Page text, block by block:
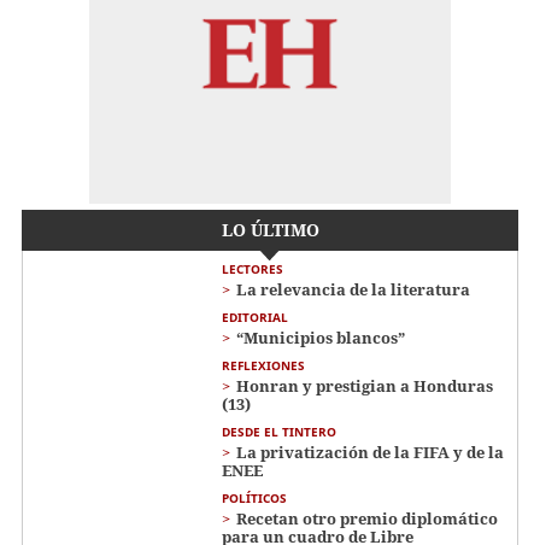
LO ÚLTIMO
LECTORES
La relevancia de la literatura
EDITORIAL
“Municipios blancos”
REFLEXIONES
Honran y prestigian a Honduras
(13)
DESDE EL TINTERO
La privatización de la FIFA y de la
ENEE
POLÍTICOS
Recetan otro premio diplomático
para un cuadro de Libre